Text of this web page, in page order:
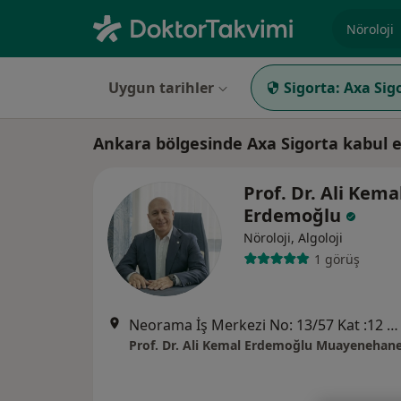
Uygun tarihler Sigorta: Axa
Ankara bölgesinde Axa Sigorta kabul
Prof. Dr. Ali
Erdemoğlu
Nöroloji, Algoloji
1 görüş
Neorama İş Merkezi No: 13/57 Kat :12 Yaşam Caddesi Adalet sokak Söğütözü, Ankara
Prof. Dr. Ali Kemal Erdemoğlu